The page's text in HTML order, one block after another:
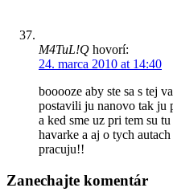
M4TuL!Q hovorí:
24. marca 2010 at 14:40
booooze aby ste sa s tej
postavili ju nanovo tak
a ked sme uz pri tem su
havarke a aj o tych
pracuju!!
Zanechajte komentár